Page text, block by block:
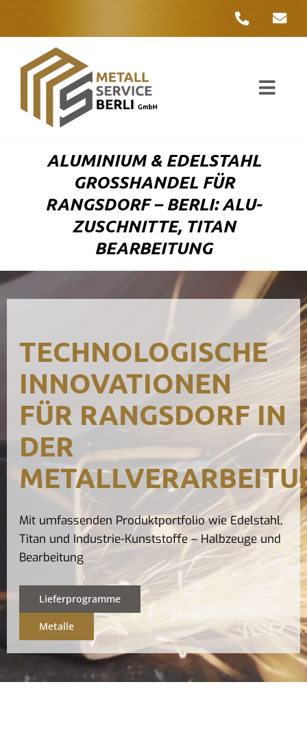
ALUMINIUM & EDELSTAHL
GROSSHANDEL FÜR R
ANGSDORF – BERLI: ALU-Z
USCHNITTE, TITAN B
EARBEITUNG
TECHNOLOGISCHE
INNOVATIONEN
FÜR RANGSDORF IN
DER
Mit umfassenden Produktportfolio wie Edelstahl,
Titan und Industrie-Kunststoffe – Halbzeuge und
Bearbeitung
Lieferprogramme
Metalle